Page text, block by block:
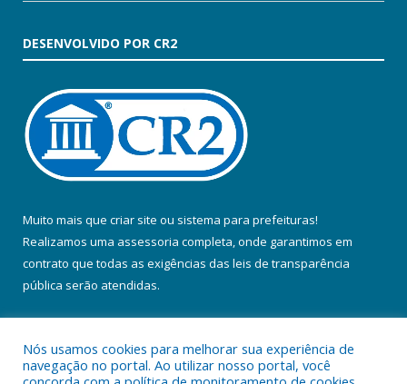
DESENVOLVIDO POR CR2
Muito mais que criar site ou sistema para prefeituras!
Realizamos uma assessoria completa, onde garantimos em
contrato que todas as exigências das leis de transparência
pública serão atendidas.
Nós usamos cookies para melhorar sua experiência de
navegação no portal. Ao utilizar nosso portal, você